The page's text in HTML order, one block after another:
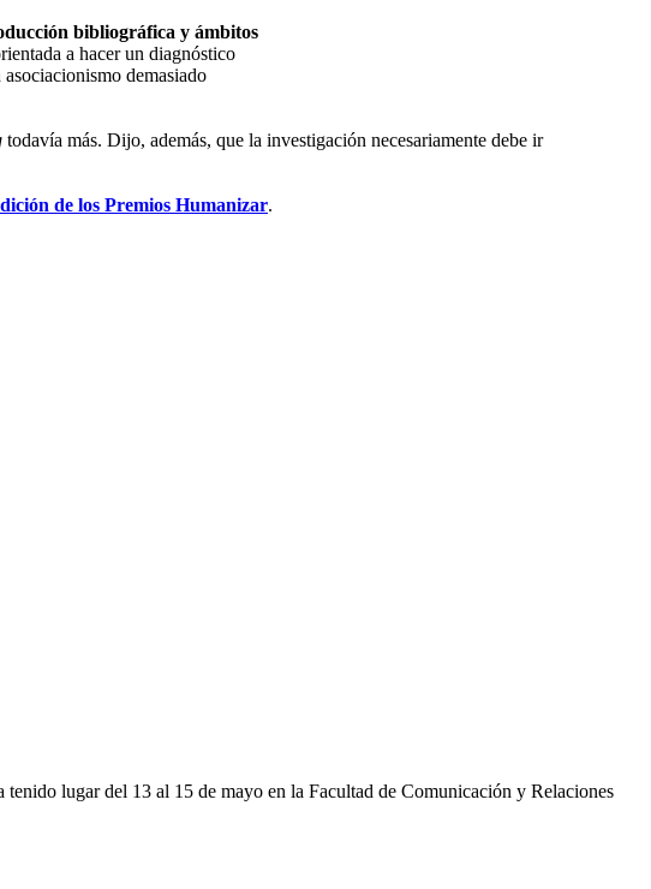
bibliográfica y ámbitos
a hacer un diagnóstico
demasiado
todavía más. Dijo, además, que la investigación necesariamente debe ir
de los Premios Humanizar.
lugar del 13 al 15 de mayo en la Facultad de Comunicación y Relaciones